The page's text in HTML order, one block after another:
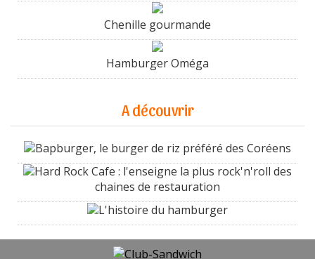
Chenille gourmande
Hamburger Oméga
A découvrir
Bapburger, le burger de riz préféré des Coréens
Hard Rock Cafe : l'enseigne la plus rock'n'roll des
chaines de restauration
L'histoire du hamburger